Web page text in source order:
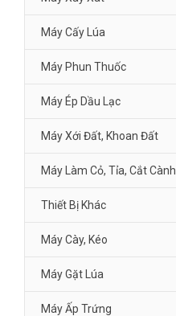
Máy Cấy Lúa
Máy Phun Thuốc
Máy Ép Dầu Lạc
Máy Xới Đất, Khoan Đất
Máy Làm Cỏ, Tỉa, Cắt Cành
Thiết Bị Khác
Máy Cày, Kéo
Máy Gặt Lúa
Máy Ấp Trứng